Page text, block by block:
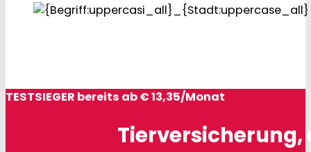
TESTSIEGER bereits ab € 13,35/Monat
Tierversicherung,